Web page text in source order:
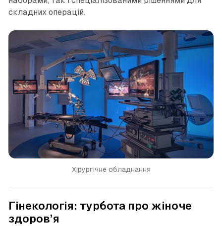
складних операцій.
Хірургічне обладнання
Гінекологія: турбота про жіноче
здоров’я